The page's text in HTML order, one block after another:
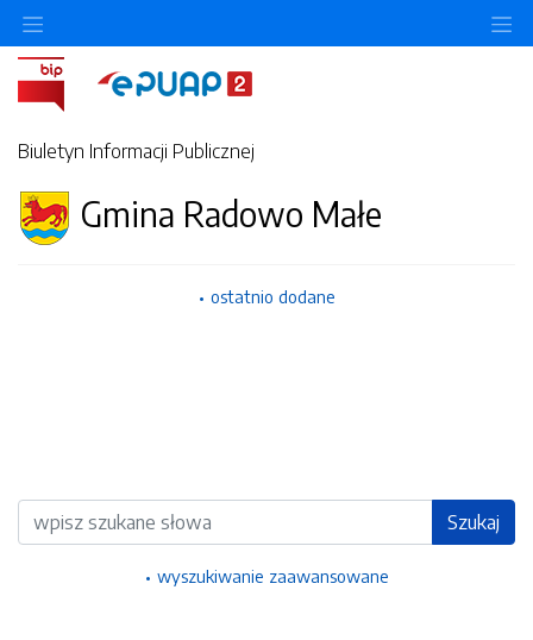
Biuletyn Informacji Publicznej
Gmina Radowo Małe
ostatnio dodane
Wyszukiwarka Szukaj
wyszukiwanie zaawansowane